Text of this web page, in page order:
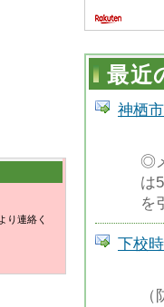
最近
神栖
◎
は
を
下校
より連絡く